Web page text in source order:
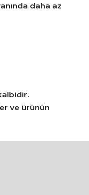
daha az
ve ürünün